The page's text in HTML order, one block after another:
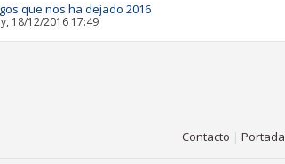
que nos ha dejado 2016
, 18/12/2016 17:49
Contacto | Portada